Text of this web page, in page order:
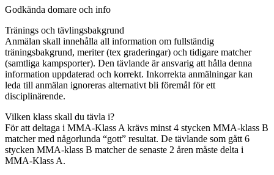
Godkända domare och info
Tränings och tävlingsbakgrund
Anmälan skall innehålla all information om fullständig
träningsbakgrund, meriter (tex graderingar) och tidigare matcher
(samtliga kampsporter). Den tävlande är ansvarig att hålla denna
information uppdaterad och korrekt. Inkorrekta anmälningar kan
leda till anmälan ignoreras alternativt bli föremål för ett
disciplinärende.
Vilken klass skall du tävla i?
För att deltaga i MMA-Klass A krävs minst 4 stycken MMA-klass B
matcher med någorlunda “gott” resultat. De tävlande som gått 6
stycken MMA-klass B matcher de senaste 2 åren måste delta i
MMA-Klass A.